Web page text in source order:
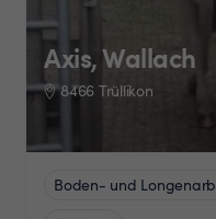
Axis, Wallach
8466 Trüllikon
Boden- und